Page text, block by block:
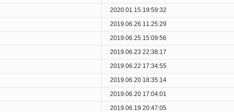
2020.01.15 19:59:32
2019.06.26 11:25:29
2019.06.25 15:09:56
2019.06.23 22:38:17
2019.06.22 17:34:55
2019.06.20 18:35:14
2019.06.20 17:04:01
2019.06.19 20:47:05